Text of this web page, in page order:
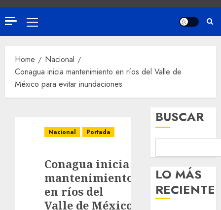
Home
Nacional
Conagua inicia mantenimiento en ríos del Valle de
México para evitar inundaciones
Nacional Portada
Conagua inicia
mantenimiento
en ríos del
Valle de México
BUSCAR
LO MÁS
RECIENTE